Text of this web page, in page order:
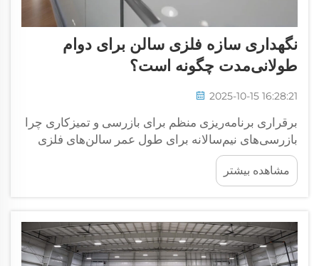
نگهداری سازه فلزی سالن برای دوام
طولانی‌مدت چگونه است؟
2025-10-15 16:28:21
برقراری برنامه‌ریزی منظم برای بازرسی و تمیزکاری چرا
بازرسی‌های نیم‌سالانه برای طول عمر سالن‌های فلزی
ضروری است؟ سالن‌های ساخته شده از سازه‌های فلزی
باید هر شش ماه یکبار بررسی شوند تا نقاط تحت تنش
شناسایی شده و اطمینان حاصل شود که...
مشاهده بیشتر